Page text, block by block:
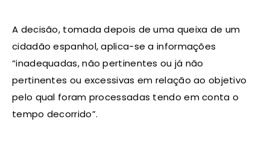
A decisão, tomada depois de uma queixa de um
cidadão espanhol, aplica-se a informações
“inadequadas, não pertinentes ou já não
pertinentes ou excessivas em relação ao objetivo
pelo qual foram processadas tendo em conta o
tempo decorrido”.